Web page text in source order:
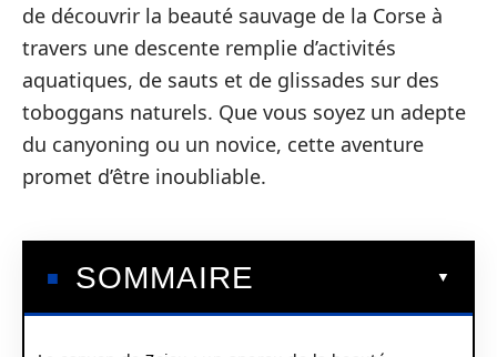
de découvrir la beauté sauvage de la Corse à
travers une descente remplie d’activités
aquatiques, de sauts et de glissades sur des
toboggans naturels. Que vous soyez un adepte
du canyoning ou un novice, cette aventure
promet d’être inoubliable.
SOMMAIRE